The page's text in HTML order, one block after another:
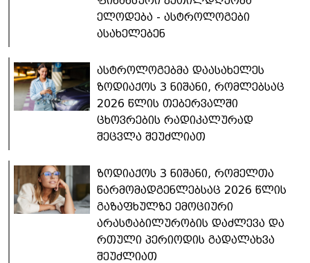
ელოდება - ასტროლოგები
ასახელებენ
ასტროლოგებმა დაასახელეს
ზოდიაქოს 3 ნიშანი, რომლებსაც
2026 წლის თებერვალში
ცხოვრების რადიკალურად
შეცვლა შეუძლიათ
ზოდიაქოს 3 ნიშანი, რომელთა
წარმომადგენლებსაც 2026 წლის
გაზაფხულზე ემოციური
არასტაბილურობის დაძლევა და
რთული პერიოდის გადალახვა
შეუძლიათ